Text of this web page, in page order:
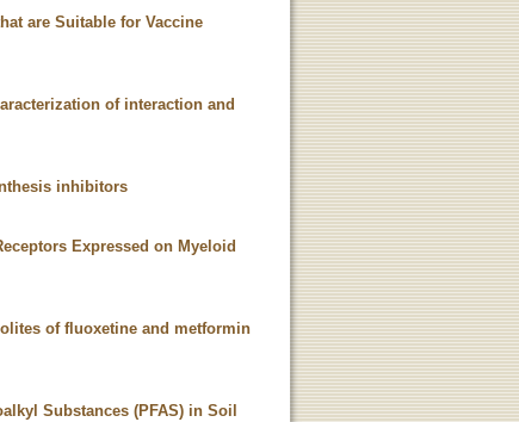
are Suitable for Vaccine
of interaction and
inhibitors
Expressed on Myeloid
of fluoxetine and metformin
Substances (PFAS) in Soil